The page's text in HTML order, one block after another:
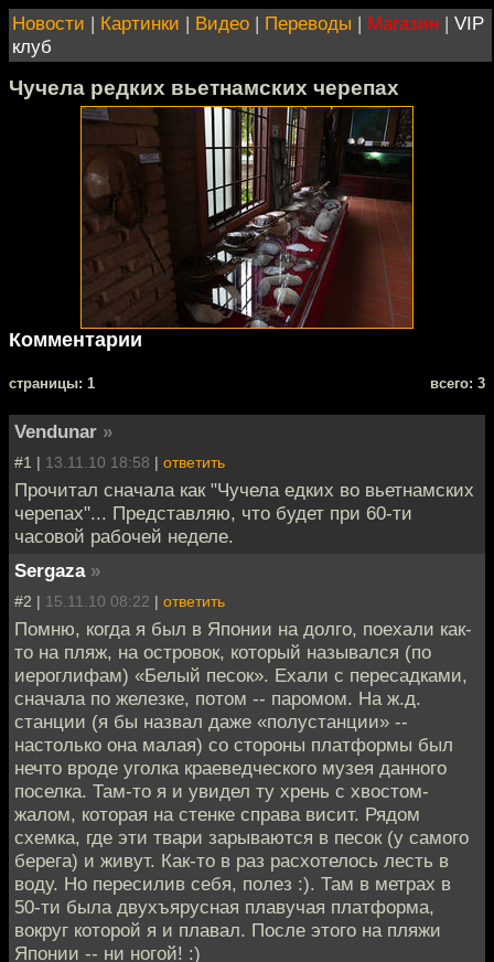
Новости | Картинки | Видео | Переводы | Магазин | VIP
клуб
Чучела редких вьетнамских черепах
Комментарии
cтраницы: 1 всего: 3
Vendunar »
#1 | 13.11.10 18:58 | ответить
Прочитал сначала как "Чучела едких во вьетнамских
черепах"... Представляю, что будет при 60-ти
часовой рабочей неделе.
Sergaza »
#2 | 15.11.10 08:22 | ответить
Помню, когда я был в Японии на долго, поехали как-
то на пляж, на островок, который назывался (по
иероглифам) «Белый песок». Ехали с пересадками,
сначала по железке, потом -- паромом. На ж.д.
станции (я бы назвал даже «полустанции» --
настолько она малая) со стороны платформы был
нечто вроде уголка краеведческого музея данного
поселка. Там-то я и увидел ту хрень с хвостом-
жалом, которая на стенке справа висит. Рядом
схемка, где эти твари зарываются в песок (у самого
берега) и живут. Как-то в раз расхотелось лесть в
воду. Но пересилив себя, полез :). Там в метрах в
50-ти была двухъярусная плавучая платформа,
вокруг которой я и плавал. После этого на пляжи
Японии -- ни ногой! :)